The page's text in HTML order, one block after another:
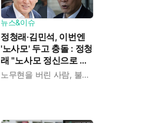
뉴스&이슈
정청래·김민석, 이번엔
'노사모' 두고 충돌 : 정청
래 "노사모 정신으로 승
리" vs 김민석 측 "어색노무현을 버린 사람, 불편하겠지